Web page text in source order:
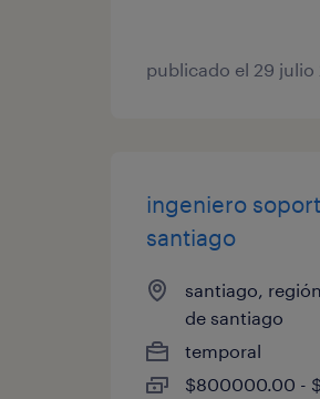
publicado el 29 julio
ingeniero
santiago
santiago,
de santiago
temporal
$800000.00 -